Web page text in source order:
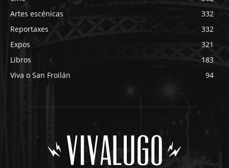
Artes escénicas
332
Reportaxes
332
Expos
321
Libros
183
Viva o San Froilán
94